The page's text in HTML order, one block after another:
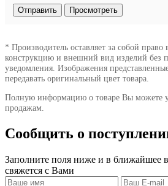
* Производитель оставляет за собой право
конструкцию и внешний вид изделий без
уведомления. Изображения
передавать оригинальный цвет товара.
Полную информацию о товаре Вы можете
продажам.
Сообщить о
Заполните поля ниже и в ближайшее
свяжется с Вами